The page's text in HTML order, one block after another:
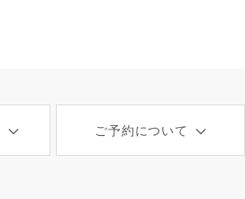
ご予約について